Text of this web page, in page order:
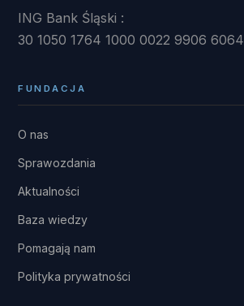
ING Bank Śląski :
30 1050 1764 1000 0022 9906 6064
FUNDACJA
O nas
Sprawozdania
Aktualności
Baza wiedzy
Pomagają nam
Polityka prywatności